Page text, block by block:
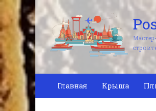
Главная Крыша